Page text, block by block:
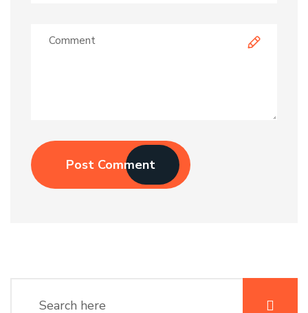
Post Comment